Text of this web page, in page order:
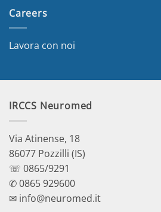
Careers
Lavora con noi
IRCCS Neuromed
Via Atinense, 18
86077 Pozzilli (IS)
☏ 0865/9291
✆ 0865 929600
✉ info@neuromed.it